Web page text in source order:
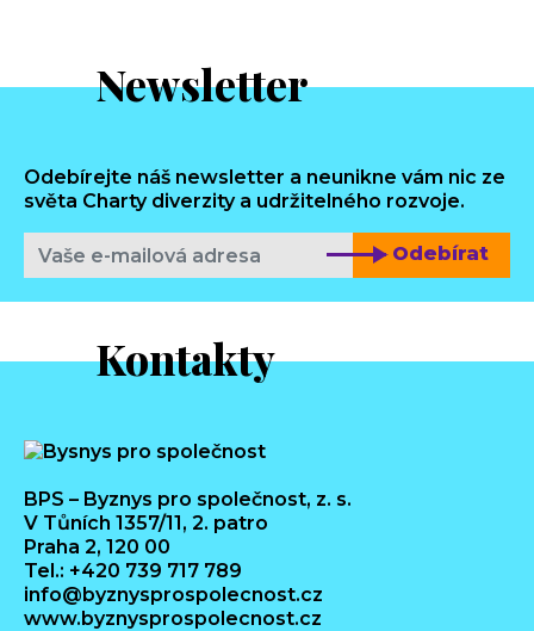
Newsletter
Odebírejte náš newsletter a neunikne vám nic ze
světa Charty diverzity a udržitelného rozvoje.
Odebírat
Kontakty
BPS – Byznys pro společnost, z. s.
V Tůních 1357/11, 2. patro
Praha 2, 120 00
Tel.: +420 739 717 789
info@byznysprospolecnost.cz
www.byznysprospolecnost.cz